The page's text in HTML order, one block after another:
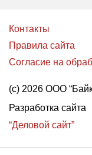
Контакты
Правила сайта
Согласие на
(с) 2026 ООО
Разработка сайта
“Деловой сайт”